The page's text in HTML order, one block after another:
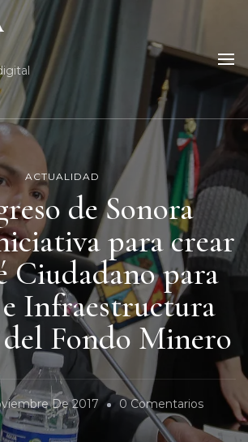
ACTUALIDAD
de Sonora
para crear
Ciudadano para
Infraestructura
Fondo Minero
De 2017 0 ComentariosEn